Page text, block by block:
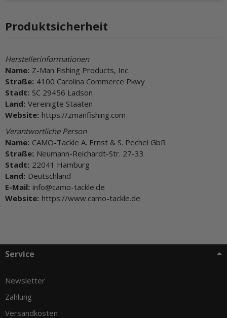
Produktsicherheit
Herstellerinformationen
Name: Z-Man Fishing Products, Inc.
Straße: 4100 Carolina Commerce Pkwy
Stadt: SC 29456 Ladson
Land: Vereinigte Staaten
Website: https://zmanfishing.com
Verantwortliche Person
Name: CAMO-Tackle A. Ernst & S. Pechel GbR
Straße: Neumann-Reichardt-Str. 27-33
Stadt: 22041 Hamburg
Land: Deutschland
E-Mail: info@camo-tackle.de
Website: https://www.camo-tackle.de
Service
Newsletter
Zahlung
Versandkosten